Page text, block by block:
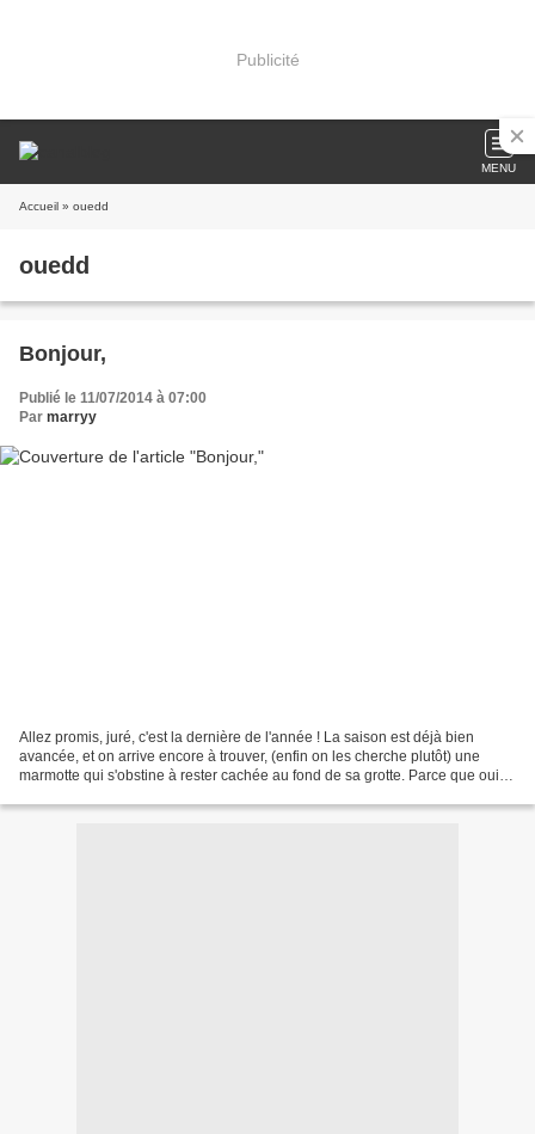
Publicité
MENU
Accueil » ouedd
ouedd
Bonjour,
Publié le 11/07/2014 à 07:00
Par marryy
Allez promis, juré, c'est la dernière de l'année ! La saison est déjà bien
avancée, et on arrive encore à trouver, (enfin on les cherche plutôt) une
marmotte qui s'obstine à rester cachée au fond de sa grotte. Parce que oui,